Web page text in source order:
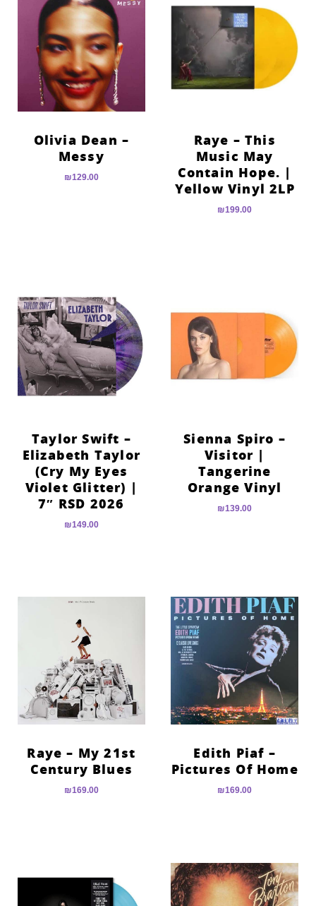
Raye – This
Music May
Contain Hope. |
Yellow Vinyl 2LP
₪199.00
Olivia Dean –
Messy
₪129.00
Sienna Spiro –
Visitor |
Tangerine
Orange Vinyl
₪139.00
Taylor Swift –
Elizabeth Taylor
(Cry My Eyes
Violet Glitter) |
7″ RSD 2026
₪149.00
Edith Piaf –
Pictures Of Home
₪169.00
Raye – My 21st
Century Blues
₪169.00